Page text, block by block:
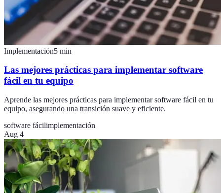
Implementación5 min
Las mejores prácticas para implementar software
fácil en tu equipo
Aprende las mejores prácticas para implementar software fácil en tu
equipo, asegurando una transición suave y eficiente.
software fácilimplementación
Aug 4